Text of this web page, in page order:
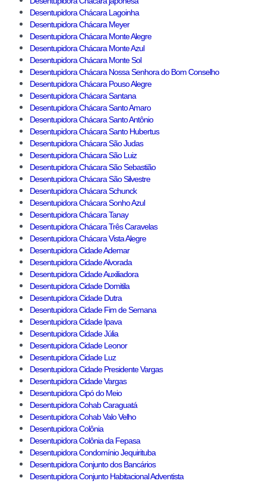
Desentupidora Chácara Lagoinha
Desentupidora Chácara Meyer
Desentupidora Chácara Monte Alegre
Desentupidora Chácara Monte Azul
Desentupidora Chácara Monte Sol
Desentupidora Chácara Nossa Senhora do Bom Conselho
Desentupidora Chácara Pouso Alegre
Desentupidora Chácara Santana
Desentupidora Chácara Santo Amaro
Desentupidora Chácara Santo Antônio
Desentupidora Chácara Santo Hubertus
Desentupidora Chácara São Judas
Desentupidora Chácara São Luiz
Desentupidora Chácara São Sebastião
Desentupidora Chácara São Silvestre
Desentupidora Chácara Schunck
Desentupidora Chácara Sonho Azul
Desentupidora Chácara Tanay
Desentupidora Chácara Três Caravelas
Desentupidora Chácara Vista Alegre
Desentupidora Cidade Ademar
Desentupidora Cidade Alvorada
Desentupidora Cidade Auxiliadora
Desentupidora Cidade Domitila
Desentupidora Cidade Dutra
Desentupidora Cidade Fim de Semana
Desentupidora Cidade Ipava
Desentupidora Cidade Júlia
Desentupidora Cidade Leonor
Desentupidora Cidade Luz
Desentupidora Cidade Presidente Vargas
Desentupidora Cidade Vargas
Desentupidora Cipó do Meio
Desentupidora Cohab Caraguatá
Desentupidora Cohab Valo Velho
Desentupidora Colônia
Desentupidora Colônia da Fepasa
Desentupidora Condomínio Jequirituba
Desentupidora Conjunto dos Bancários
Desentupidora Conjunto Habitacional Adventista